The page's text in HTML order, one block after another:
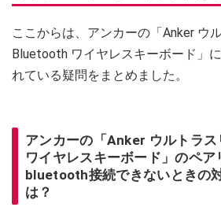
ここからは、アンカーの「Anker ウ
Bluetooth ワイヤレスキーボード」
れている疑問をまとめました。
アンカーの「Anker ウルトラ
ワイヤレスキーボード」のペア
bluetooth接続できないときの
は？